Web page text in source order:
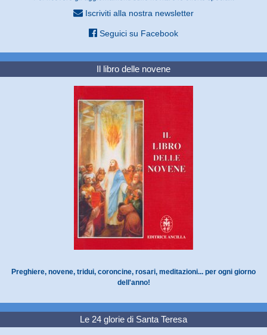
Iscriviti alla nostra newsletter
Seguici su Facebook
Il libro delle novene
Preghiere, novene, tridui, coroncine, rosari, meditazioni... per ogni giorno
dell'anno!
Le 24 glorie di Santa Teresa